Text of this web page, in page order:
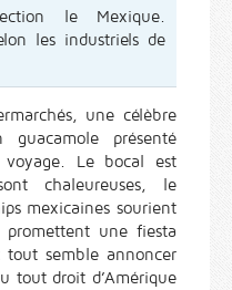
le Mexique.
les industriels de
une célèbre
présenté
Le bocal est
chaleureuses, le
mexicaines sourient
promettent une fiesta
semble annoncer
tout droit d’Amérique